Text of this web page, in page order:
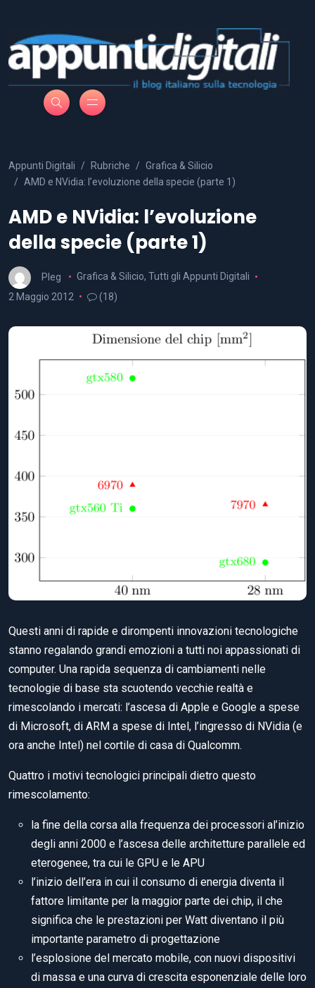
Appunti Digitali Rubriche
Grafica & Silicio
AMD e NVidia: l’evoluzione della specie (parte 1)
AMD e NVidia: l’evoluzione
della specie (parte 1)
Pleg Grafica & Silicio, Tutti gli Appunti Digitali
2 Maggio 2012
(18)
Questi anni di rapide e dirompenti innovazioni tecnologiche
stanno regalando grandi emozioni a tutti noi appassionati di
computer. Una rapida sequenza di cambiamenti nelle
tecnologie di base sta scuotendo vecchie realtà e
rimescolando i mercati: l’ascesa di Apple e Google a spese
di Microsoft, di ARM a spese di Intel, l’ingresso di NVidia (e
ora anche Intel) nel cortile di casa di Qualcomm.
Quattro i motivi tecnologici principali dietro questo
rimescolamento:
la fine della corsa alla frequenza dei processori al’inizio
degli anni 2000 e l’ascesa delle architetture parallele ed
eterogenee, tra cui le GPU e le APU
l’inizio dell’era in cui il consumo di energia diventa il
fattore limitante per la maggior parte dei chip, il che
significa che le prestazioni per Watt diventano il più
importante parametro di progettazione
l’esplosione del mercato mobile, con nuovi dispositivi
di massa e una curva di crescita esponenziale delle loro